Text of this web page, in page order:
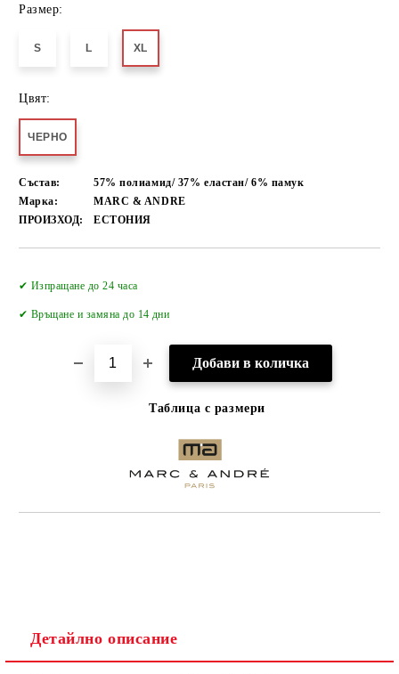
Размер:
S L XL
Цвят:
ЧЕРНО
Състав:
57% полиамид/ 37% еластан/ 6% памук
Марка:
MARC & ANDRE
ПРОИЗХОД:
ЕСТОНИЯ
✔ Изпращане до 24 часа
✔ Връщане и замяна до 14 дни
Таблица с размери
Детайлно описание